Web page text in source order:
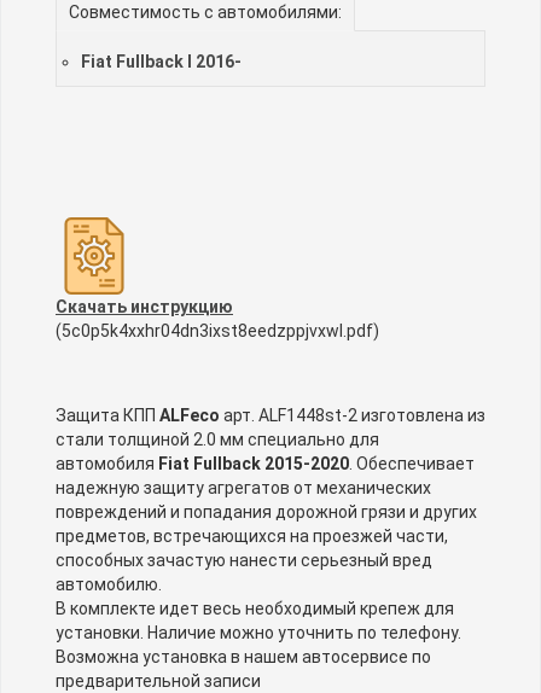
Совместимость с автомобилями:
Fiat Fullback I 2016-
Скачать инструкцию
(5c0p5k4xxhr04dn3ixst8eedzppjvxwl.pdf)
Защита КПП ALFeco арт. ALF1448st-2 изготовлена из
стали толщиной 2.0 мм специально для
автомобиля Fiat Fullback 2015-2020 . Обеспечивает
надежную защиту агрегатов от механических
повреждений и попадания дорожной грязи и других
предметов, встречающихся на проезжей части,
способных зачастую нанести серьезный вред
автомобилю.
В комплекте идет весь необходимый крепеж для
установки. Наличие можно уточнить по телефону.
Возможна установка в нашем автосервисе по
предварительной записи